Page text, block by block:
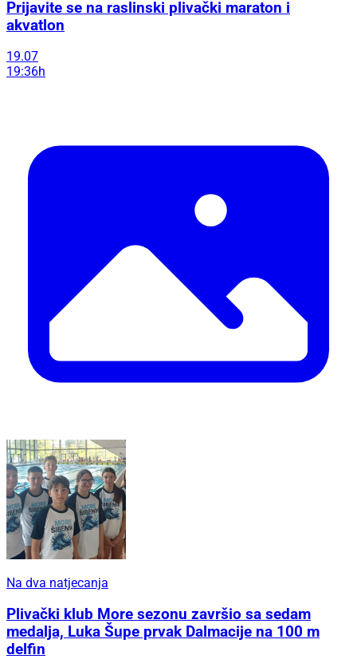
Prijavite se na raslinski plivački maraton i
akvatlon
19.07
19:36h
Na dva natjecanja
Plivački klub More sezonu završio sa sedam
medalja, Luka Šupe prvak Dalmacije na 100 m
delfin